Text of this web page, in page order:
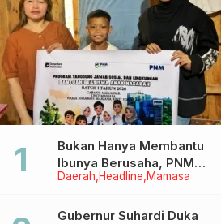
Daerah Headline Mamasa
Bukan Hanya Membantu
Ibunya Berusaha, PNM
Juga Menjaga Mimpi
Menggapai Cita-Cita
Gubernur Suhardi Duka